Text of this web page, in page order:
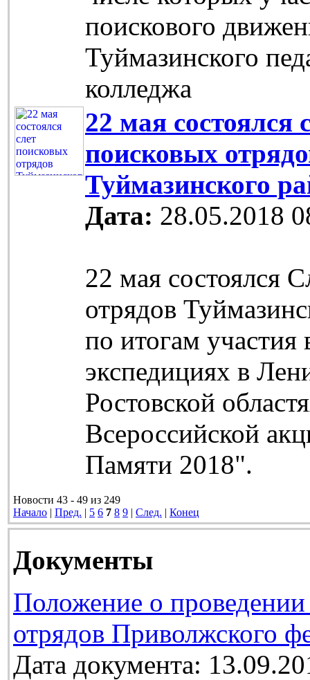
поискового
Туймазинского
колледжа
22 мая состоялся
поисковых
Туймазинского
Дата: 28.05.2018
22 мая состоялся
отрядов
по итогам участия
экспедициях в
Ростовской
Всероссийской
Памяти 2018".
Новости 43 - 49 из 249
Начало | Пред. | 5 6 7 8 9 | След. | Конец
Документы
Положение о
отрядов Приволжского
Дата документа: